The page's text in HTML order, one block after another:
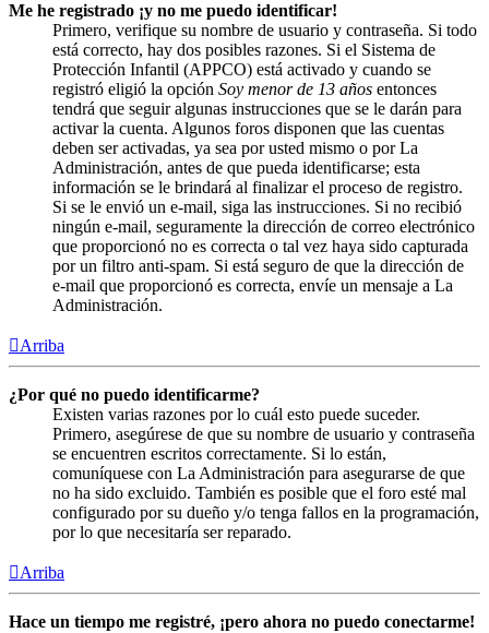
Me he registrado ¡y no me puedo identificar!
Primero, verifique su nombre de usuario y contraseña. Si todo
está correcto, hay dos posibles razones. Si el Sistema de
Protección Infantil (APPCO) está activado y cuando se
registró eligió la opción Soy menor de 13 años entonces
tendrá que seguir algunas instrucciones que se le darán para
activar la cuenta. Algunos foros disponen que las cuentas
deben ser activadas, ya sea por usted mismo o por La
Administración, antes de que pueda identificarse; esta
información se le brindará al finalizar el proceso de registro.
Si se le envió un e-mail, siga las instrucciones. Si no recibió
ningún e-mail, seguramente la dirección de correo electrónico
que proporcionó no es correcta o tal vez haya sido capturada
por un filtro anti-spam. Si está seguro de que la dirección de
e-mail que proporcionó es correcta, envíe un mensaje a La
Administración.
Arriba
¿Por qué no puedo identificarme?
Existen varias razones por lo cuál esto puede suceder.
Primero, asegúrese de que su nombre de usuario y contraseña
se encuentren escritos correctamente. Si lo están,
comuníquese con La Administración para asegurarse de que
no ha sido excluido. También es posible que el foro esté mal
configurado por su dueño y/o tenga fallos en la programación,
por lo que necesitaría ser reparado.
Arriba
Hace un tiempo me registré, ¡pero ahora no puedo conectarme!